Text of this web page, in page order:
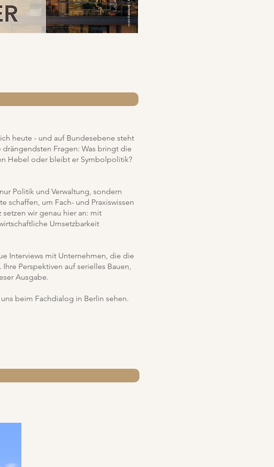
heute - und auf Bundesebene steht
Fragen: Was bringt die
Hebel oder bleibt er Symbolpolitik?
Politik und Verwaltung, sondern
schaffen, um Fach- und Praxiswissen
setzen wir genau hier an: mit
Umsetzbarkeit
Interviews mit Unternehmen, die die
Perspektiven auf serielles Bauen,
Ausgabe.
beim Fachdialog in Berlin sehen.